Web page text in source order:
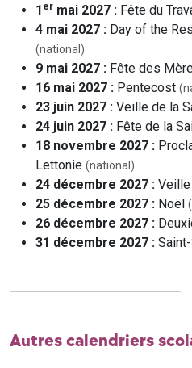
1 er mai 2027 : Fête du
4 mai 2027 : Day of the
(national)
9 mai 2027 : Fête des
16 mai 2027 : Pentecost
23 juin 2027 : Veille de la
24 juin 2027 : Fête de la
18 novembre 2027 :
Lettonie (national)
24 décembre 2027 : Veille
25 décembre 2027 : Noël
26 décembre 2027 :
31 décembre 2027 :
Autres calendriers